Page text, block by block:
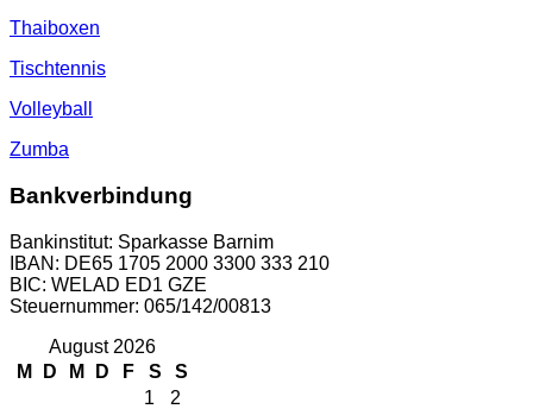
Thaiboxen
Tischtennis
Volleyball
Zumba
Bankverbindung
Bankinstitut: Sparkasse Barnim
IBAN: DE65 1705 2000 3300 333 210
BIC: WELAD ED1 GZE
Steuernummer: 065/142/00813
August 2026
M
D M D F S
S
1
2